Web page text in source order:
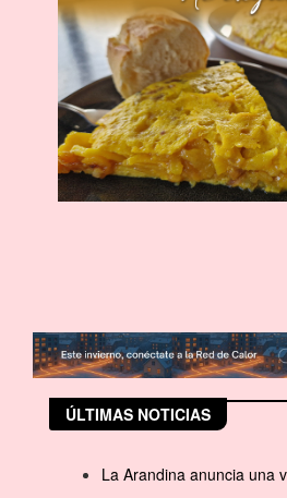
ÚLTIMAS NOTICIAS
La Arandina anuncia una